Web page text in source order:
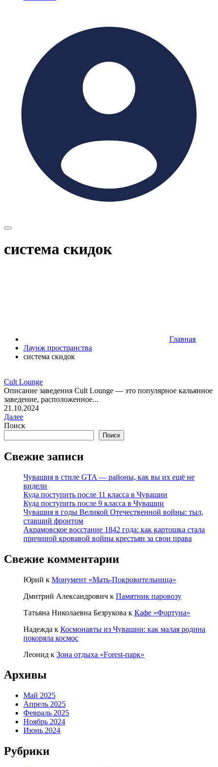
система скидок
Главная
Лаунж пространства
система скидок
Cult Lounge
Описание заведения Cult Lounge — это популярное кальянное
заведение, расположенное...
21.10.2024
Далее
Поиск
Поиск
Свежие записи
Чувашия в стиле GTA — районы, как вы их ещё не
видели
Куда поступить после 11 класса в Чувашии
Куда поступить после 9 класса в Чувашии
Чувашия в годы Великой Отечественной войны: тыл,
ставший фронтом
Акрамовское восстание 1842 года: как картошка стала
причиной кровавой войны крестьян за свои права
Свежие комментарии
Юрий к Монумент «Мать-Покровительница»
Дмитрий Александрович к Памятник паровозу
Татьяна Николаевна Безрукова к Кафе «Фортуна»
Надежда к Космонавты из Чувашии: как малая родина
покоряла космос
Леонид к Зона отдыха «Forest-парк»
Архивы
Май 2025
Апрель 2025
Февраль 2025
Ноябрь 2024
Июнь 2024
Рубрики